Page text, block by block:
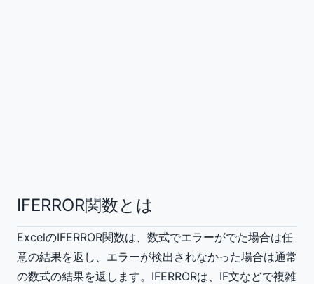
IFERROR関数とは
ExcelのIFERROR関数は、数式でエラーがでた場合は任
意の結果を返し、エラーが検出されなかった場合は通常
の数式の結果を返します。IFERRORは、IF文などで複雑